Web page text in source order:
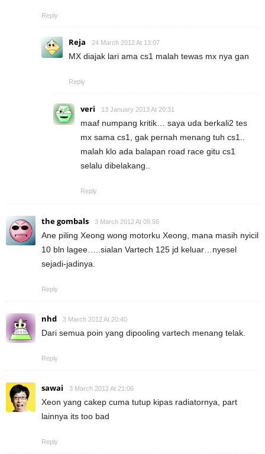
Reply
Reja 24 March 2012 At 13:07
MX diajak lari ama cs1 malah tewas mx nya gan
Reply
veri 13 January 2013 At 20:31
maaf numpang kritik… saya uda berkali2 tes
mx sama cs1, gak pernah menang tuh cs1..
malah klo ada balapan road race gitu cs1
selalu dibelakang..
Reply
the gombals 3 March 2012 At 09:56
Ane piling Xeong wong motorku Xeong, mana masih nyicil
10 bln lagee…..sialan Vartech 125 jd keluar…nyesel
sejadi-jadinya.
Reply
nhd 3 March 2012 At 20:40
Dari semua poin yang dipooling vartech menang telak.
Reply
sawai 3 March 2012 At 21:06
Xeon yang cakep cuma tutup kipas radiatornya, part
lainnya its too bad
Reply